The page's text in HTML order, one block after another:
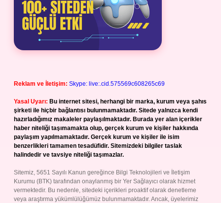
Reklam ve İletişim: Skype: live:.cid.575569c608265c69
Yasal Uyarı: Bu internet sitesi, herhangi bir marka, kurum veya şahıs
şirketi ile hiçbir bağlantısı bulunmamaktadır. Sitede yalnızca kendi
hazırladığımız makaleler paylaşılmaktadır. Burada yer alan içerikler
haber niteliği taşımamakta olup, gerçek kurum ve kişiler hakkında
paylaşım yapılmamaktadır. Gerçek kurum ve kişiler ile isim
benzerlikleri tamamen tesadüfidir. Sitemizdeki bilgiler taslak
halindedir ve tavsiye niteliği taşımazlar.
Sitemiz, 5651 Sayılı Kanun gereğince Bilgi Teknolojileri ve İletişim
Kurumu (BTK) tarafından onaylanmış bir Yer Sağlayıcı olarak hizmet
vermektedir. Bu nedenle, sitedeki içerikleri proaktif olarak denetleme
veya araştırma yükümlülüğümüz bulunmamaktadır. Ancak, üyelerimiz